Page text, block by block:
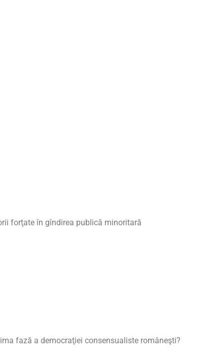
forţate în gîndirea publică minoritară
fază a democraţiei consensualiste româneşti?